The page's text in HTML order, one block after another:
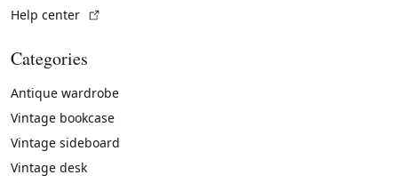
Help center
Categories
Antique wardrobe
Vintage bookcase
Vintage sideboard
Vintage desk